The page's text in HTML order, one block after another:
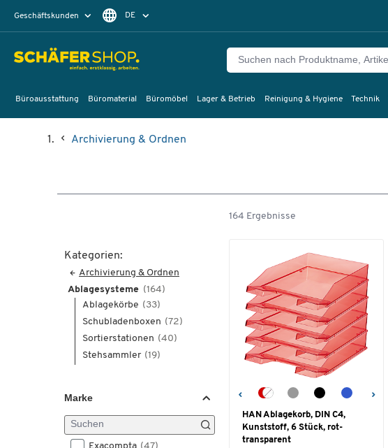
Geschäftskunden DE
Büroausstattung Büromaterial Büromöbel Lager & Betrieb Reinigung & Hygiene Technik
Archivierung & Ordnen
Kategorien:
Archivierung & Ordnen
Ablagesysteme (164)
Ablagekörbe (33)
Schubladenboxen (72)
Sortierstationen (40)
Stehsammler (19)
Marke
164 Ergebnisse
HAN Ablagekorb, DIN C4,
Kunststoff, 6 Stück, rot-
transparent